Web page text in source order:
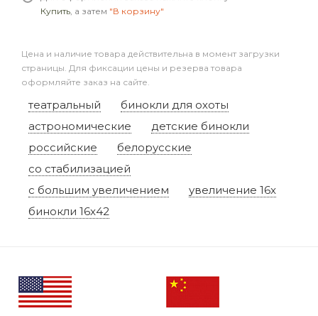
Купить , а затем "В корзину"
Цена и наличие товара действительна в момент загрузки
страницы. Для фиксации цены и резерва товара
оформляйте заказ на сайте.
театральный
бинокли для охоты
астрономические
детские бинокли
российские
белорусские
со стабилизацией
с большим увеличением
увеличение 16x
бинокли 16x42